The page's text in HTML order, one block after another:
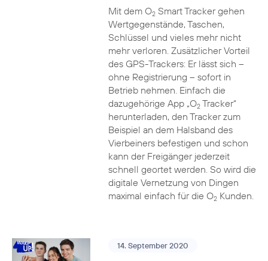
Mit dem O2Smart Tracker gehen
Wertgegenstände, Taschen,
Schlüssel und vieles mehr nicht
mehr verloren. Zusätzlicher Vorteil
des GPS-Trackers: Er lässt sich –
ohne Registrierung – sofort in
Betrieb nehmen. Einfach die
dazugehörige App „O2Tracker“
herunterladen, den Tracker zum
Beispiel an dem Halsband des
Vierbeiners befestigen und schon
kann der Freigänger jederzeit
schnell geortet werden. So wird die
digitale Vernetzung von Dingen
maximal einfach für die O2Kunden.
14. September 2020